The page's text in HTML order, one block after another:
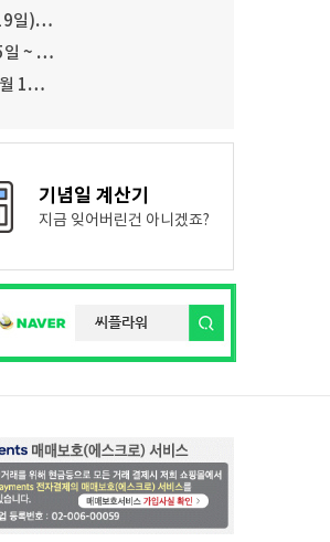
일)…
일 ~ …
월 1…
기념일 계산기
지금 잊어버린건 아니겠죠?